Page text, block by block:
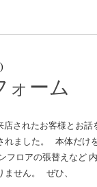
ォーム
されたお客様とお
れました。 本体だけ
フロアの張替えなど
ません。 ぜひ、